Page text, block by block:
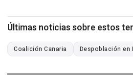
Últimas noticias sobre estos
Coalición Canaria Despoblación en